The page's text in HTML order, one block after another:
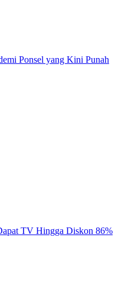
Ponsel yang Kini Punah
TV Hingga Diskon 86%